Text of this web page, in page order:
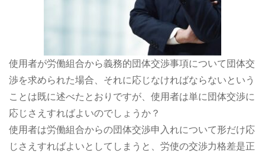
使用者が労働組合から義務的団体交渉事項について団体交
渉を求められた場合、それに応じなければならないという
ことは既に述べたとおりですが、使用者は単に団体交渉に
応じさえすればよいのでしょうか？
使用者は労働組合からの団体交渉申入れについて形だけ応
じさえすればよいとしてしまうと、労使の交渉力格差是正